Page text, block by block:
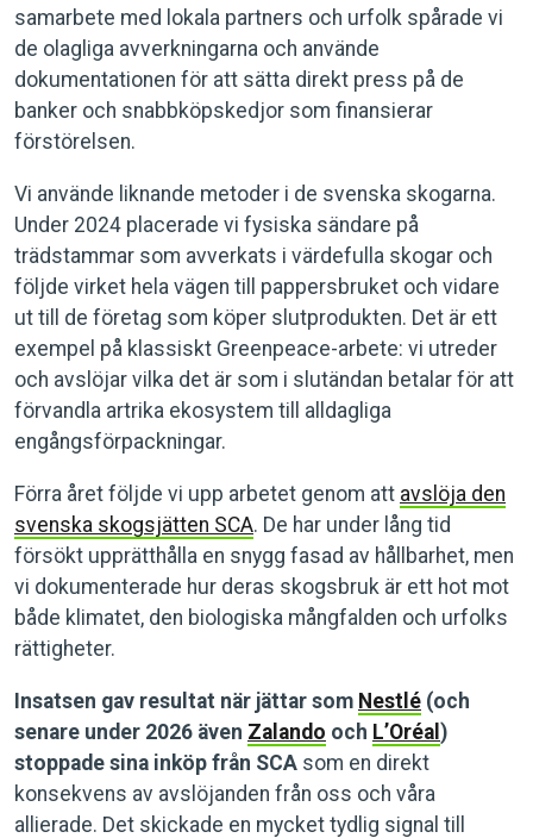
samarbete med lokala partners och urfolk spårade vi
de olagliga avverkningarna och använde
dokumentationen för att sätta direkt press på de
banker och snabbköpskedjor som finansierar
förstörelsen.
Vi använde liknande metoder i de svenska skogarna.
Under 2024 placerade vi fysiska sändare på
trädstammar som avverkats i värdefulla skogar och
följde virket hela vägen till pappersbruket och vidare
ut till de företag som köper slutprodukten. Det är ett
exempel på klassiskt Greenpeace-arbete: vi utreder
och avslöjar vilka det är som i slutändan betalar för att
förvandla artrika ekosystem till alldagliga
engångsförpackningar.
Förra året följde vi upp arbetet genom att avslöja den
svenska skogsjätten SCA. De har under lång tid
försökt upprätthålla en snygg fasad av hållbarhet, men
vi dokumenterade hur deras skogsbruk är ett hot mot
både klimatet, den biologiska mångfalden och urfolks
rättigheter.
Insatsen gav resultat när jättar som Nestlé (och
senare under 2026 även Zalando och L’Oréal )
stoppade sina inköp från SCA som en direkt
konsekvens av avslöjanden från oss och våra
allierade. Det skickade en mycket tydlig signal till